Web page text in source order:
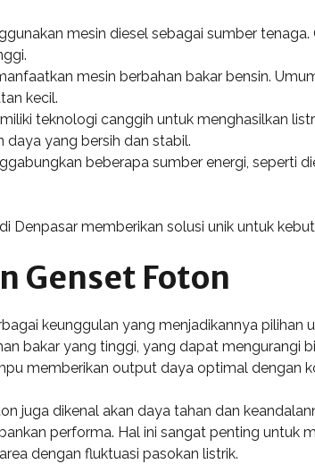
mesin diesel sebagai sumber
mesin berbahan bakar bensin.
kecil.
teknologi canggih untuk menghasilkan
daya yang bersih dan stabil.
beberapa sumber energi, seperti
Denpasar memberikan solusi unik untuk
Genset Foton
keunggulan yang menjadikannya
bakar yang tinggi, yang dapat
memberikan output daya optimal dengan
juga dikenal akan daya tahan dan
performa. Hal ini sangat penting untuk
dengan fluktuasi pasokan listrik.